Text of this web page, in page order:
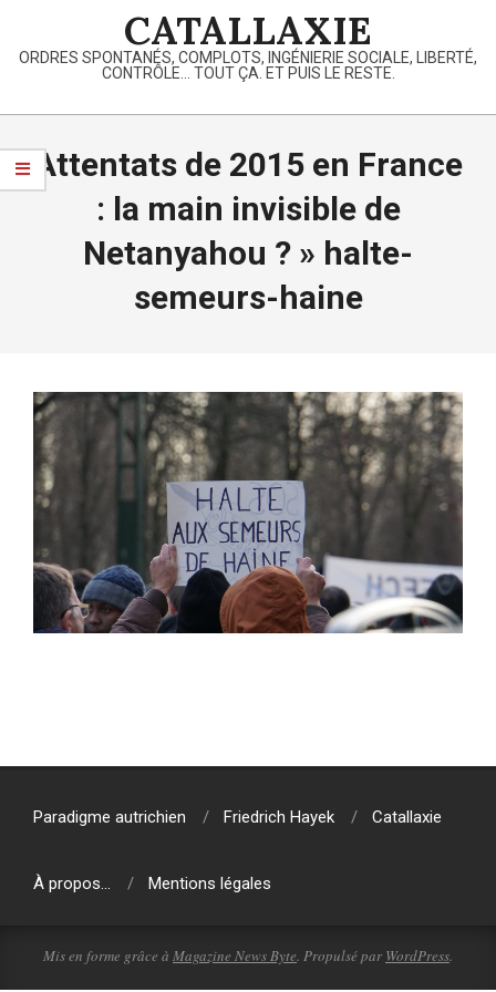
content
CATALLAXIE
ORDRES SPONTANÉS, COMPLOTS, INGÉNIERIE SOCIALE, LIBERTÉ,
CONTRÔLE… TOUT ÇA. ET PUIS LE RESTE.
Primary
Menu
Attentats de 2015 en France
: la main invisible de
Netanyahou ? » halte-
semeurs-haine
Paradigme autrichien
Friedrich Hayek Catallaxie
À propos… Mentions légales
Mis en forme grâce à Magazine News Byte. Propulsé par WordPress.